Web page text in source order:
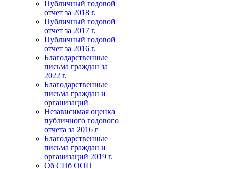
Публичный годовой
отчет за 2018 г.
Публичный годовой
отчет за 2017 г.
Публичный годовой
отчет за 2016 г.
Благодарственные
письма граждан за
2022 г.
Благодарственные
письма граждан и
организаций
Независимая оценка
публичного годового
отчета за 2016 г
Благодарственные
письма граждан и
организаций 2019 г.
Об СПб ООП